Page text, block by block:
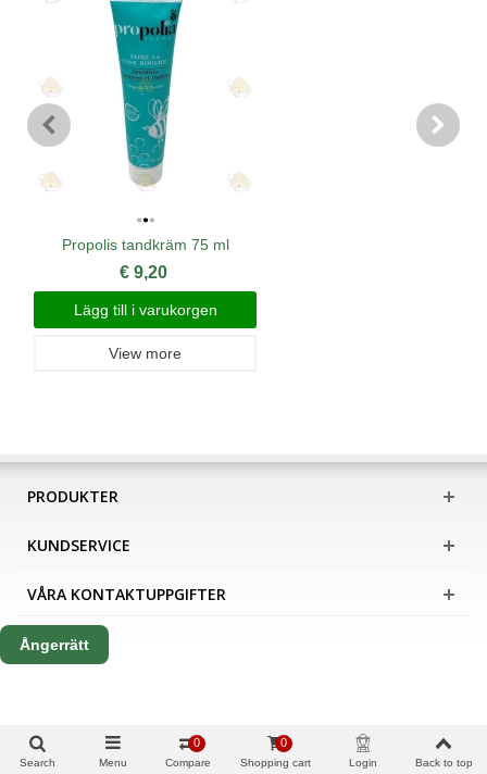
Propolis tandkräm 75 ml
€ 9,20
Lägg till i varukorgen
View more
PRODUKTER
KUNDSERVICE
VÅRA KONTAKTUPPGIFTER
Ångerrätt
Search Menu Compare
0
Shopping cart
0
Login Back to top